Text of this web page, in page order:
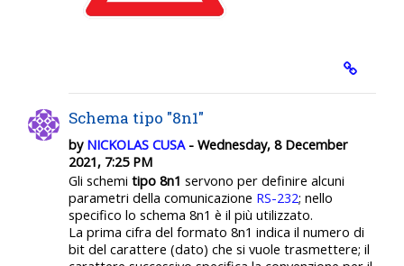
Schema tipo "8n1"
by NICKOLAS CUSA- Wednesday, 8 December
2021, 7:25 PM
Gli schemi tipo 8n1 servono per definire alcuni
parametri della comunicazione RS-232; nello
specifico lo schema 8n1 è il più utilizzato.
La prima cifra del formato 8n1 indica il numero di
bit del carattere (dato) che si vuole trasmettere; il